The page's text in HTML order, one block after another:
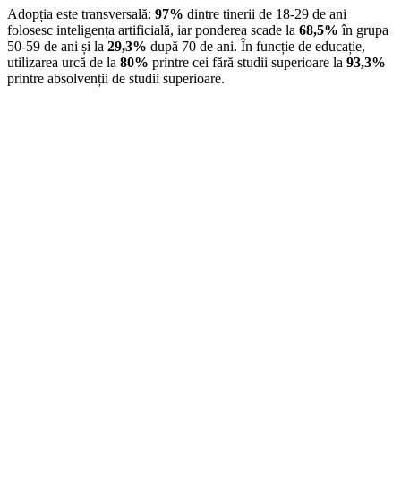
Adopția este transversală: 97% dintre tinerii de 18-29 de ani
folosesc inteligența artificială, iar ponderea scade la 68,5% în grupa
50-59 de ani și la 29,3% după 70 de ani. În funcție de educație,
utilizarea urcă de la 80% printre cei fără studii superioare la 93,3%
printre absolvenții de studii superioare.